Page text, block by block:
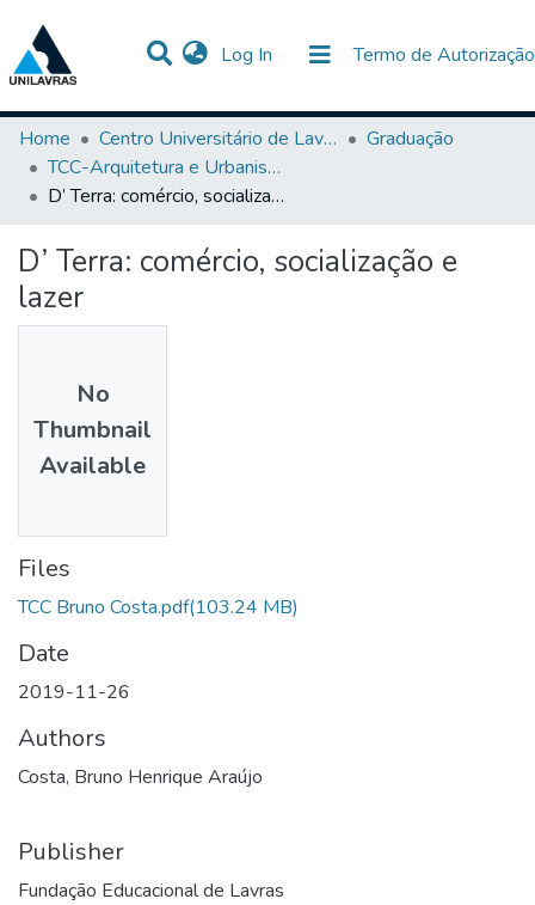
Log In (current) Termo de Autorização
Communities & Collections
Statistics
All of DSpace
Home
Centro Universitário de Lavras-UNILAVRAS
Graduação
TCC-Arquitetura e Urbanismo
D’ Terra: comércio, socialização e lazer
D’ Terra: comércio, socialização e
lazer
No
Thumbnail
Available
Files
TCC Bruno Costa.pdf(103.24 MB)
Date
2019-11-26
Authors
Costa, Bruno Henrique Araújo
Publisher
Fundação Educacional de Lavras